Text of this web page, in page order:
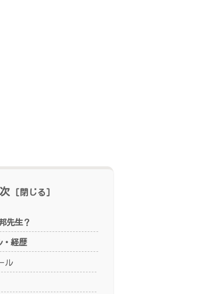
先生？
・経歴
ル